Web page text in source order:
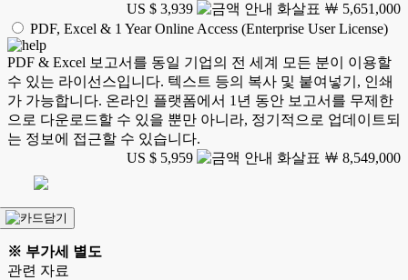
US $ 3,939
￦ 5,651,000
PDF, Excel & 1 Year Online Access (Enterprise User License)
PDF & Excel 보고서를 동일 기업의 전 세계 모든 분이 이용할
수 있는 라이선스입니다. 텍스트 등의 복사 및 붙여넣기, 인쇄
가 가능합니다. 온라인 플랫폼에서 1년 동안 보고서를 무제한
으로 다운로드할 수 있을 뿐만 아니라, 정기적으로 업데이트되
는 정보에 접근할 수 있습니다.
US $ 5,959
￦ 8,549,000
※ 부가세 별도
관련 자료